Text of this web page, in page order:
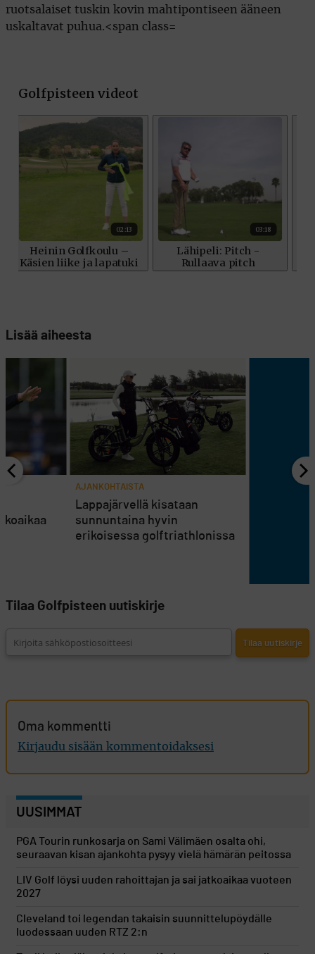
Lisää aiheesta
AJANKOHTAISTA
Lappajärvellä kisataan
sunnuntaina hyvin
erikoisessa golftriathlonissa
Tilaa Golfpisteen uutiskirje
Oma kommentti
Kirjaudu sisään kommentoidaksesi
UUSIMMAT
PGA Tourin runkosarja on Sami Välimäen osalta ohi,
seuraavan kisan ajankohta pysyy vielä hämärän peitossa
LIV Golf löysi uuden rahoittajan ja sai jatkoaikaa vuoteen
2027
Cleveland toi legendan takaisin suunnittelupöydälle
luodessaan uuden RTZ 2:n